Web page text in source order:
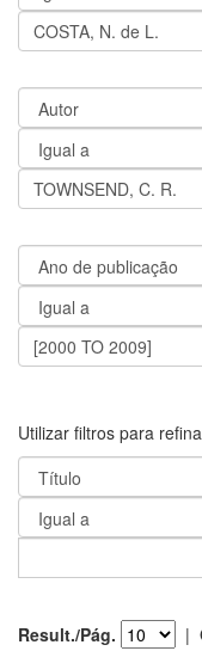
Utilizar filtros para
Result./Pág. |